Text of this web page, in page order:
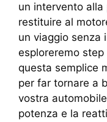
un intervento
restituire al
un viaggio senza
esploreremo
questa semplice
per far tornare a
vostra
potenza e la